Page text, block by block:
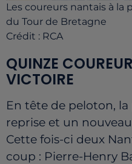
Les coureurs nantais à
du Tour de Bretagne
Crédit : RCA
QUINZE
VICTOIRE
En tête de peloton,
reprise et un
Cette fois-ci deux
coup : Pierre-Henry